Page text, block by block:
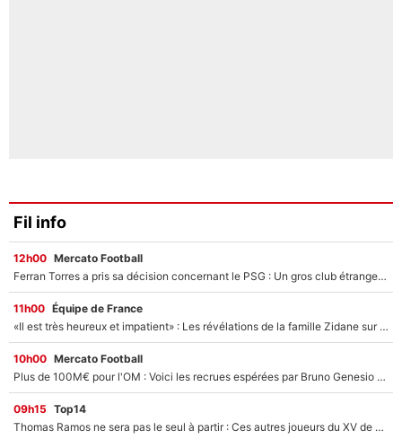
Fil info
12h00 Mercato Football
Ferran Torres a pris sa décision concernant le PSG : Un gros club étranger prêt à relancer le feuilleton pour la signature du champion du monde 2026 !
11h00 Équipe de France
«Il est très heureux et impatient» : Les révélations de la famille Zidane sur sa prise de pouvoir en équipe de France !
10h00 Mercato Football
Plus de 100M€ pour l'OM : Voici les recrues espérées par Bruno Genesio et Grégory Lorenzi après l’opération dégraissage
09h15 Top14
Thomas Ramos ne sera pas le seul à partir : Ces autres joueurs du XV de France pourraient aussi quitter le Stade Toulousain, un club de Top 14 est déjà sur les rangs